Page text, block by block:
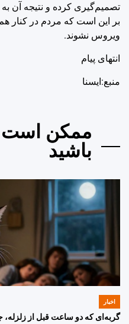
تصمیم‌گیری کرده و نتیجه آن
بر این است که مردم در کنار
ویروس نشوند.
انتهای پیام
منبع:ایسنا
ممکن است
باشید
POSTED
IN
اخبار
گربه‌ای که دو ساعت قبل از زلزله،